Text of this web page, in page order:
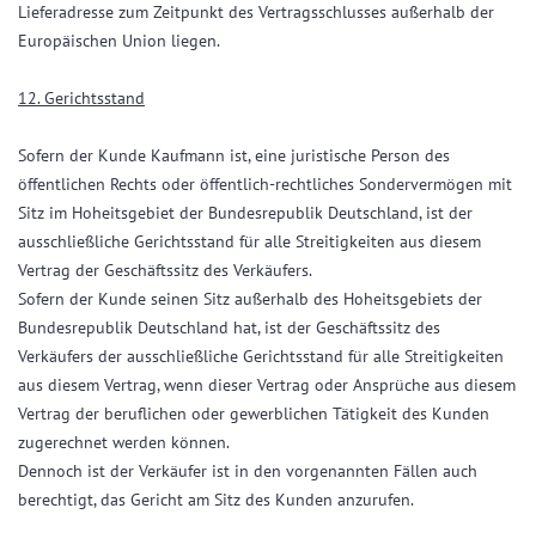
Lieferadresse zum Zeitpunkt des Vertragsschlusses außerhalb der
Europäischen Union liegen.
12. Gerichtsstand
Sofern der Kunde Kaufmann ist, eine juristische Person des
öffentlichen Rechts oder öffentlich-rechtliches Sondervermögen mit
Sitz im Hoheitsgebiet der Bundesrepublik Deutschland, ist der
ausschließliche Gerichtsstand für alle Streitigkeiten aus diesem
Vertrag der Geschäftssitz des Verkäufers.
Sofern der Kunde seinen Sitz außerhalb des Hoheitsgebiets der
Bundesrepublik Deutschland hat, ist der Geschäftssitz des
Verkäufers der ausschließliche Gerichtsstand für alle Streitigkeiten
aus diesem Vertrag, wenn dieser Vertrag oder Ansprüche aus diesem
Vertrag der beruflichen oder gewerblichen Tätigkeit des Kunden
zugerechnet werden können.
Dennoch ist der Verkäufer ist in den vorgenannten Fällen auch
berechtigt, das Gericht am Sitz des Kunden anzurufen.